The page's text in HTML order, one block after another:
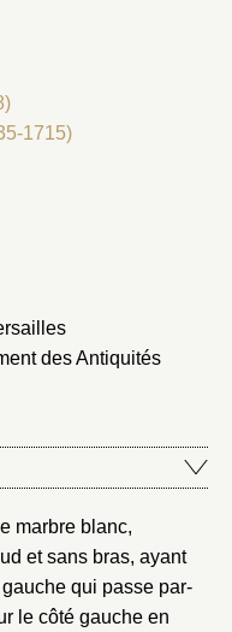
1715)
des Antiquités
marbre blanc,
et sans bras, ayant
qui passe par-
le côté gauche en